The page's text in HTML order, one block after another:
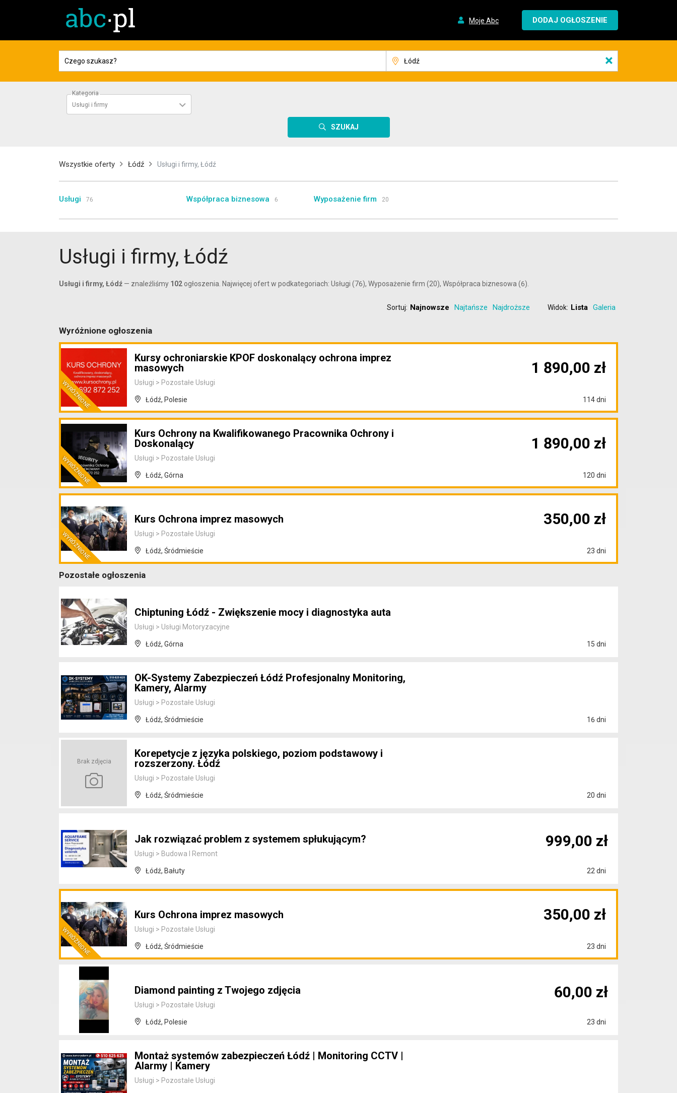
Moje Abc DODAJ OGŁOSZENIE
×
Kategoria
Usługi i firmy
SZUKAJ
Wszystkie oferty Łódź Usługi i firmy, Łódź
Usługi 76 Współpraca biznesowa 6 Wyposażenie firm 20
Usługi i firmy, Łódź
Usługi i firmy, Łódź — znaleźliśmy 102 ogłoszenia. Najwięcej ofert w podkategoriach: Usługi (76), Wyposażenie firm (20), Współpraca biznesowa (6).
Sortuj: Najnowsze Najtańsze Najdroższe Widok: Lista Galeria
Wyróżnione ogłoszenia
Kursy ochroniarskie KPOF doskonalący ochrona imprez
masowych
Usługi > Pozostałe Usługi
Łódź, Polesie 114 dni
1 890,00 zł
Kurs Ochrony na Kwalifikowanego Pracownika Ochrony i
Doskonalący
Usługi > Pozostałe Usługi
Łódź, Górna 120 dni
1 890,00 zł
Kurs Ochrona imprez masowych
Usługi > Pozostałe Usługi
Łódź, Śródmieście 23 dni
350,00 zł
Pozostałe ogłoszenia
Chiptuning Łódź - Zwiększenie mocy i diagnostyka auta
Usługi > Usługi Motoryzacyjne
Łódź, Górna 15 dni
OK-Systemy Zabezpieczeń Łódź Profesjonalny Monitoring,
Kamery, Alarmy
Usługi > Pozostałe Usługi
Łódź, Śródmieście 16 dni
Brak zdjęcia
Korepetycje z języka polskiego, poziom podstawowy i
rozszerzony. Łódź
Usługi > Pozostałe Usługi
Łódź, Śródmieście 20 dni
Jak rozwiązać problem z systemem spłukującym?
Usługi > Budowa I Remont
Łódź, Bałuty 22 dni
999,00 zł
Kurs Ochrona imprez masowych
Usługi > Pozostałe Usługi
Łódź, Śródmieście 23 dni
350,00 zł
Diamond painting z Twojego zdjęcia
Usługi > Pozostałe Usługi
Łódź, Polesie 23 dni
60,00 zł
Montaż systemów zabezpieczeń Łódź | Monitoring CCTV |
Alarmy | Kamery
Usługi > Pozostałe Usługi